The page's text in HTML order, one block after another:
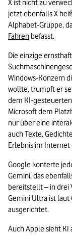
X ist nicht zu
jetzt ebenfalls X
Alphabet-Gruppe,
Fahren befasst.
Die einzige
Windows-Konzern
wollte, trumpft er
dem KI-
Microsoft dem
nur über eine
auch Texte,
Erlebnis im
Google konterte
Gemini, das
bereitstellt – in drei
Gemini Ultra ist
ausgerichtet.
Auch Apple sieht KI